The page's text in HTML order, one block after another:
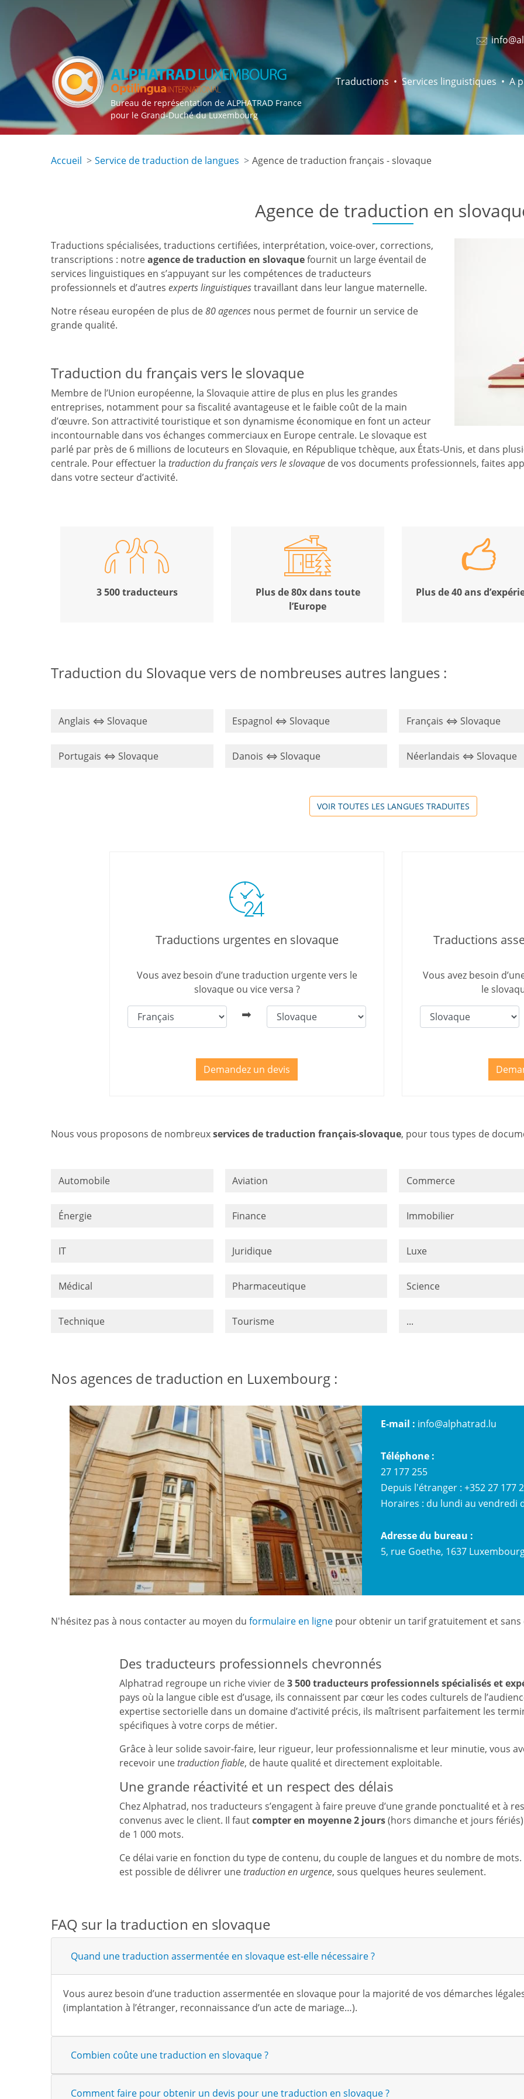
main
Bureau de représentation de ALPHATRAD France
pour le Grand-Duché du Luxembourg
Traductions Services linguistiques A
Accueil Service de traduction de langues Agence de traduction français - slovaque
Agence de traduction en
Traductions spécialisées, traductions certifiées, interprétation, voice-over, corrections,
transcriptions : notreagence de traduction en slovaquefournit un large éventail de
services linguistiques en s’appuyant sur les compétences de traducteurs
professionnels et d’autres experts linguistiquestravaillant dans leur langue maternelle.
Notre réseau européen de plus de80 agences nous permet de fournir un service de
grande qualité.
Traduction du français vers le slovaque
Membre de l’Union européenne, la Slovaquie attire de plus en plus les grandes
entreprises, notamment pour sa fiscalité avantageuse et le faible coût de la main
d’œuvre. Son attractivité touristique et son dynamisme économique en font un acteur
incontournable dans vos échanges commerciaux en Europe centrale. Le slovaque est
parlé par près de 6 millions de locuteurs en Slovaquie, en République tchèque, aux États-Unis, et dans
centrale. Pour effectuer la traduction du français vers le slovaque de vos documents professionnels, faites
dans votre secteur d’activité.
3 500 traducteurs
Plus de 80x dans toute
l’Europe
Plus de 40 ans
Traduction du Slovaque vers de nombreuses autres langues :
Anglais ⇔ Slovaque Espagnol ⇔ Slovaque Français ⇔ Slovaque
Portugais ⇔ Slovaque Danois ⇔ Slovaque Néerlandais ⇔ Slovaque
VOIR TOUTES LES LANGUES TRADUITES
Traductions urgentes en slovaque
Vous avez besoin d’une traduction urgente vers le
slovaque ou vice versa ?
Demandez un devis
Traductions
Vous avez besoin
le
Nous vous proposons de nombreuxservices de traduction français-slovaque, pour tous types de
Automobile Aviation Commerce
Énergie Finance Immobilier
IT Juridique Luxe
Médical Pharmaceutique Science
Technique Tourisme ...
Nos agences de traduction en Luxembourg :
E-mail : info@alphatrad.lu
Téléphone :
27 177 255
Depuis l'étranger : +352 27 177
Horaires : du lundi au vendredi
Adresse du bureau :
5, rue Goethe, 1637
N'hésitez pas à nous contacter au moyen du formulaire en ligne pour obtenir un tarif gratuitement et sans
Des traducteurs professionnels chevronnés
Alphatrad regroupe un riche vivier de3 500 traducteurs professionnels spécialisés et
pays où la langue cible est d’usage, ils connaissent par cœur les codes culturels de
expertise sectorielle dans un domaine d’activité précis, ils maîtrisent parfaitement les
spécifiques à votre corps de métier.
Grâce à leur solide savoir-faire, leur rigueur, leur professionnalisme et leur minutie, vous
recevoir unetraduction fiable, de haute qualité et directement exploitable.
Une grande réactivité et un respect des délais
Chez Alphatrad, nos traducteurs s’engagent à faire preuve d’une grande ponctualité et à
convenus avec le client. Il fautcompter en moyenne 2 jours(hors dimanche et jours
de 1 000 mots.
Ce délai varie en fonction du type de contenu, du couple de langues et du nombre de
est possible de délivrer unetraduction en urgence, sous quelques heures seulement.
FAQ sur la traduction en slovaque
Quand une traduction assermentée en slovaque est-elle nécessaire ?
Vous aurez besoin d’une traduction assermentée en slovaque pour la majorité de vos démarches
(implantation à l’étranger, reconnaissance d’un acte de mariage…).
Combien coûte une traduction en slovaque ?
Comment faire pour obtenir un devis pour une traduction en slovaque ?